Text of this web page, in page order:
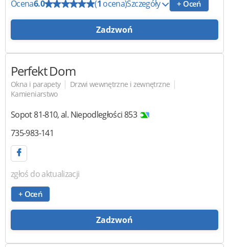
Ocena6.0 (1 ocena)Szczegóły + Oceń
Zadzwoń
Perfekt Dom
Okna i parapety | Drzwi wewnętrzne i zewnętrzne |
Kamieniarstwo
Sopot81-810,al. Niepodległości 853
735-983-141
zgłoś do aktualizacji
+ Oceń
Zadzwoń